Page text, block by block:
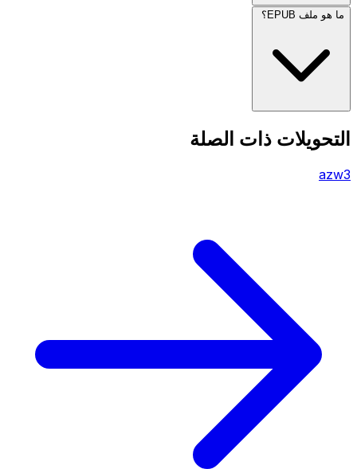
ما هو ملف EPUB؟
التحويلات ذات الصلة
azw3